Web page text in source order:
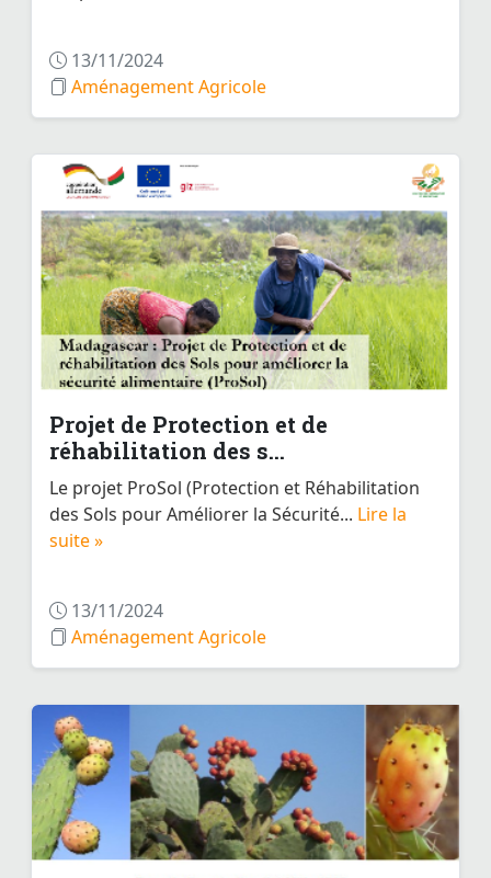
13/11/2024
Aménagement Agricole
Projet de Protection et de
réhabilitation des s...
Le projet ProSol (Protection et Réhabilitation
des Sols pour Améliorer la Sécurité... Lire la
suite »
13/11/2024
Aménagement Agricole